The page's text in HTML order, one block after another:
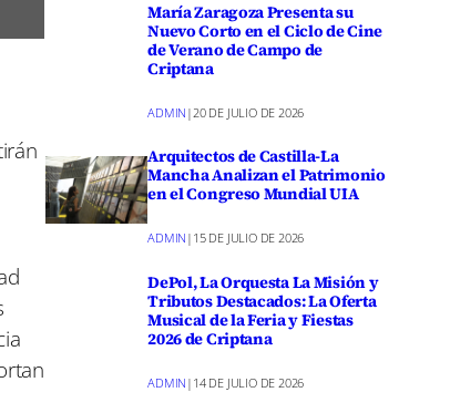
María Zaragoza Presenta su
Nuevo Corto en el Ciclo de Cine
de Verano de Campo de
Criptana
ADMIN |20 DE JULIO DE 2026
Arquitectos de Castilla-La
Mancha Analizan el Patrimonio
en el Congreso Mundial UIA
ADMIN | 15 DE JULIO DE 2026
DePol, La Orquesta La Misión y
Tributos Destacados: La Oferta
Musical de la Feria y Fiestas
2026 de Criptana
ADMIN | 14 DE JULIO DE 2026